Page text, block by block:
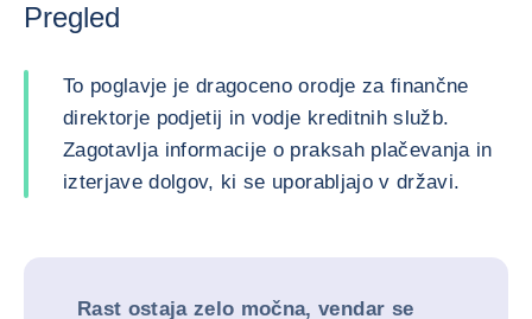
Pregled
To poglavje je dragoceno orodje za finančne
direktorje podjetij in vodje kreditnih služb.
Zagotavlja informacije o praksah plačevanja in
izterjave dolgov, ki se uporabljajo v državi.
Rast ostaja zelo močna, vendar se